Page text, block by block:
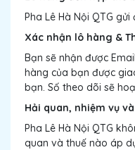
Pha Lê Hà Nội QTG
Xác nhận lô hàng &
Bạn sẽ nhận được
hàng của bạn được
bạn. Số theo dõi sẽ
Hải quan, nhiệm vụ
Pha Lê Hà Nội QTG
quan và thuế nào áp